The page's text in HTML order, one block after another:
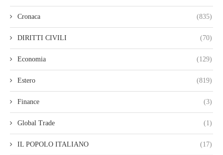
Cronaca (835)
DIRITTI CIVILI (70)
Economia (129)
Estero (819)
Finance (3)
Global Trade (1)
IL POPOLO ITALIANO (17)